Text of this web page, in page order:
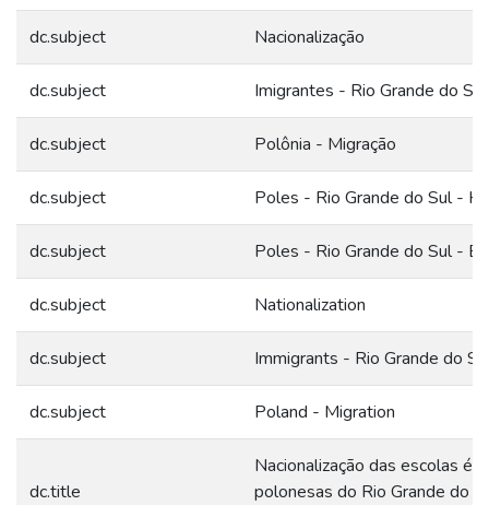
dc.subject Nacionalização
dc.subject Imigrantes - Rio Grande do
dc.subject Polônia - Migração
dc.subject Poles - Rio Grande do Sul -
dc.subject Poles - Rio Grande do Sul -
dc.subject Nationalization
dc.subject Immigrants - Rio Grande do
dc.subject Poland - Migration
dc.title
Nacionalização das escolas
polonesas do Rio Grande do